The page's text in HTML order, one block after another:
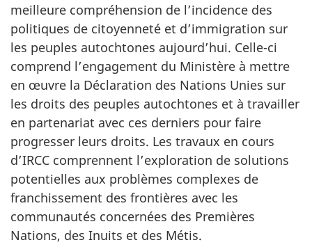
meilleure compréhension de l’incidence des
politiques de citoyenneté et d’immigration sur
les peuples autochtones aujourd’hui. Celle-ci
comprend l’engagement du Ministère à mettre
en œuvre la Déclaration des Nations Unies sur
les droits des peuples autochtones et à travailler
en partenariat avec ces derniers pour faire
progresser leurs droits. Les travaux en cours
d’IRCC comprennent l’exploration de solutions
potentielles aux problèmes complexes de
franchissement des frontières avec les
communautés concernées des Premières
Nations, des Inuits et des Métis.